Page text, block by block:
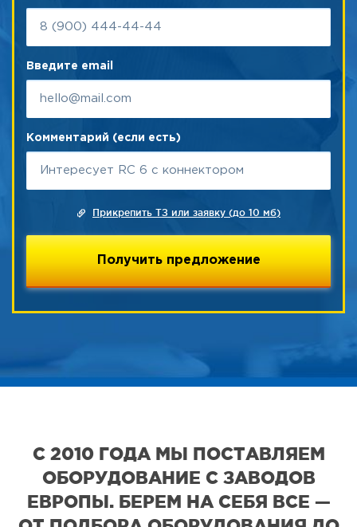
Введите email
Комментарий (если есть)
Прикрепить ТЗ или заявку (до 10 мб)
С 2010 ГОДА МЫ ПОСТАВЛЯЕМ
ОБОРУДОВАНИЕ С ЗАВОДОВ
ЕВРОПЫ. БЕРЕМ НА СЕБЯ ВСЕ —